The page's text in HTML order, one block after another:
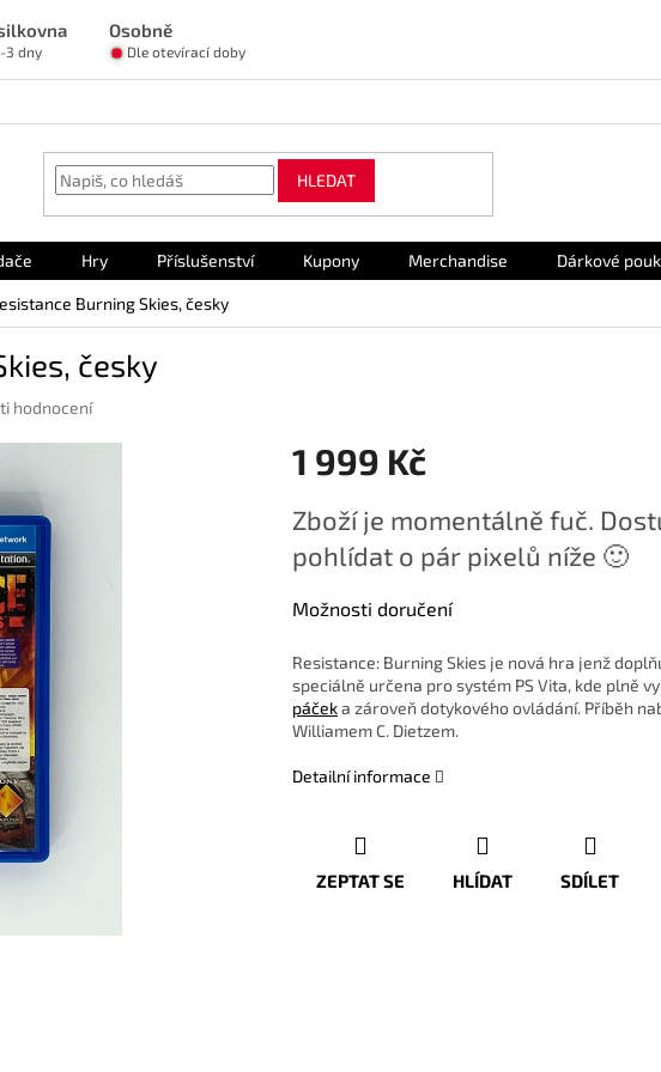
Osobně
3 dny Dle otevírací doby
HLEDAT
Hry Příslušenství Kupony Merchandise Dárkové
Burning Skies, česky
česky
hodnocení
1 999 Kč
cena:
Zboží je momentálně fuč.
pohlídat o pár pixelů níže 🙂
Možnosti doručení
Resistance: Burning Skies je nová hra jenž
speciálně určena pro systém PS Vita, kde plně
páčeka zároveň dotykového ovládání. Příběh
Williamem C. Dietzem.
Detailní informace
ZEPTAT SE HLÍDAT SDÍLET